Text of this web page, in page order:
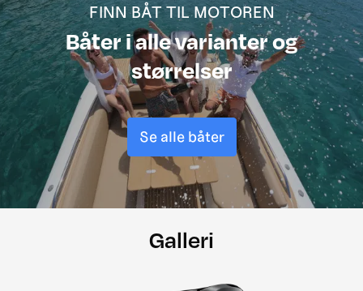
FINN BÅT TIL MOTOREN
Båter i alle varianter og
størrelser
Se alle båter
Galleri